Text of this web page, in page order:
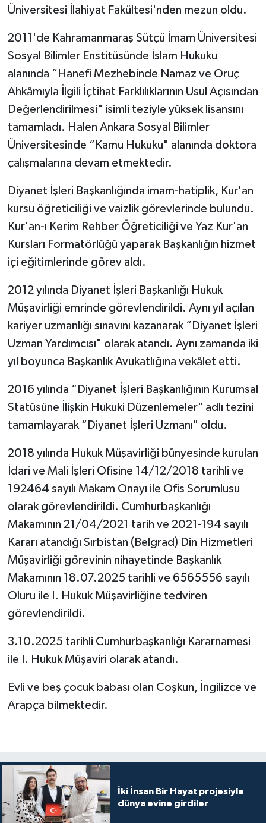
Üniversitesi İlahiyat Fakültesi'nden mezun oldu.
2011'de Kahramanmaraş Sütçü İmam Üniversitesi
Sosyal Bilimler Enstitüsünde İslam Hukuku
alanında “Hanefi Mezhebinde Namaz ve Oruç
Ahkâmıyla İlgili İçtihat Farklılıklarının Usul Açısından
Değerlendirilmesi" isimli teziyle yüksek lisansını
tamamladı. Halen Ankara Sosyal Bilimler
Üniversitesinde “Kamu Hukuku" alanında doktora
çalışmalarına devam etmektedir.
Diyanet İşleri Başkanlığında imam-hatiplik, Kur'an
kursu öğreticiliği ve vaizlik görevlerinde bulundu.
Kur'an-ı Kerim Rehber Öğreticiliği ve Yaz Kur'an
Kursları Formatörlüğü yaparak Başkanlığın hizmet
içi eğitimlerinde görev aldı.
2012 yılında Diyanet İşleri Başkanlığı Hukuk
Müşavirliği emrinde görevlendirildi. Aynı yıl açılan
kariyer uzmanlığı sınavını kazanarak “Diyanet İşleri
Uzman Yardımcısı" olarak atandı. Aynı zamanda iki
yıl boyunca Başkanlık Avukatlığına vekâlet etti.
2016 yılında “Diyanet İşleri Başkanlığının Kurumsal
Statüsüne İlişkin Hukuki Düzenlemeler" adlı tezini
tamamlayarak “Diyanet İşleri Uzmanı" oldu.
2018 yılında Hukuk Müşavirliği bünyesinde kurulan
İdari ve Mali İşleri Ofisine 14/12/2018 tarihli ve
192464 sayılı Makam Onayı ile Ofis Sorumlusu
olarak görevlendirildi. Cumhurbaşkanlığı
Makamının 21/04/2021 tarih ve 2021-194 sayılı
Kararı atandığı Sırbistan (Belgrad) Din Hizmetleri
Müşavirliği görevinin nihayetinde Başkanlık
Makamının 18.07.2025 tarihli ve 6565556 sayılı
Oluru ile I. Hukuk Müşavirliğine tedviren
görevlendirildi.
3.10.2025 tarihli Cumhurbaşkanlığı Kararnamesi
ile I. Hukuk Müşaviri olarak atandı.
Evli ve beş çocuk babası olan Coşkun, İngilizce ve
Arapça bilmektedir.​
İki İnsan Bir Hayat projesiyle
dünya evine girdiler
Düzce Müftülüğü
Edirne Müftülüğü
Erzincan Müftülüğü
Eskişehir Müftülüğü
Gaziantep Müftülüğü
Giresun Müftülüğü
Hakkari Müftülüğü
Hatay Müftülüğü
Iğdır Müftülüğü
Isparta Müftülüğü
İstanbul Müftülüğü
İzmir Müftülüğü
Kahramanmaraş Müftülüğü
Karabük Müftülüğü
Karaman Müftülüğü
Kayseri Müftülüğü
Kilis Müftülüğü
Kırşehir Müftülüğü
Kocaeli Müftülüğü
YAŞAM